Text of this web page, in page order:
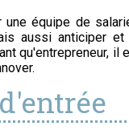
équipe de
aussi anticiper
qu'entrepreneur,